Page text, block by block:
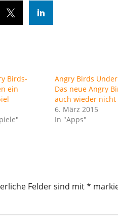
Birds-
ein
Angry Birds
Das neue Angry
auch wieder nicht
6. März 2015
In "Apps"
Felder sind mit*